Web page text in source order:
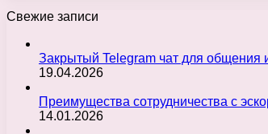
Свежие записи
Закрытый Telegram чат для
19.04.2026
Преимущества сотрудничества с
14.01.2026